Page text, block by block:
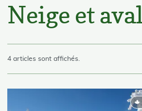
Neige et
4 articles sont affichés.